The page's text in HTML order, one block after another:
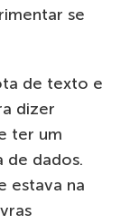
se
de texto e
dizer
ter um
de dados.
estava na